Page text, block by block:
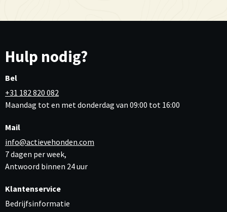
Hulp nodig?
Bel
+31 182 820 082
Maandag tot en met donderdag van 09:00 tot 16:00
Mail
info@actievehonden.com
7 dagen per week,
Antwoord binnen 24 uur
Klantenservice
Bedrijfsinformatie